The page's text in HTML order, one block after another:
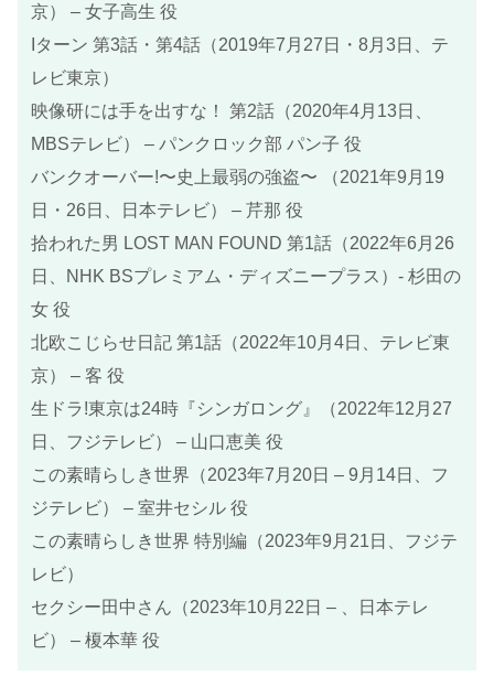
京） – 女子高生 役
Iターン 第3話・第4話（2019年7月27日・8月3日、テ
レビ東京）
映像研には手を出すな！ 第2話（2020年4月13日、
MBSテレビ） – パンクロック部 パン子 役
バンクオーバー!〜史上最弱の強盗〜 （2021年9月19
日・26日、日本テレビ） – 芹那 役
拾われた男 LOST MAN FOUND 第1話（2022年6月26
日、NHK BSプレミアム・ディズニープラス）- 杉田の
女 役
北欧こじらせ日記 第1話（2022年10月4日、テレビ東
京） – 客 役
生ドラ!東京は24時『シンガロング』（2022年12月27
日、フジテレビ） – 山口恵美 役
この素晴らしき世界（2023年7月20日 – 9月14日、フ
ジテレビ） – 室井セシル 役
この素晴らしき世界 特別編（2023年9月21日、フジテ
レビ）
セクシー田中さん（2023年10月22日 – 、日本テレ
ビ） – 榎本華 役